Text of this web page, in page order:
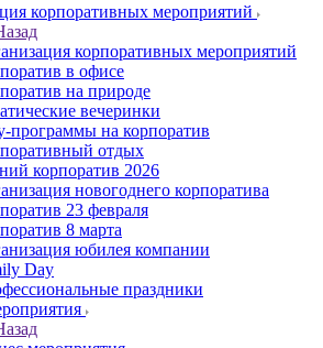
корпоративных мероприятий
корпоративных мероприятий
в офисе
на природе
вечеринки
программы на корпоратив
отдых
корпоратив 2026
новогоднего корпоратива
23 февраля
8 марта
юбилея компании
Day
праздники